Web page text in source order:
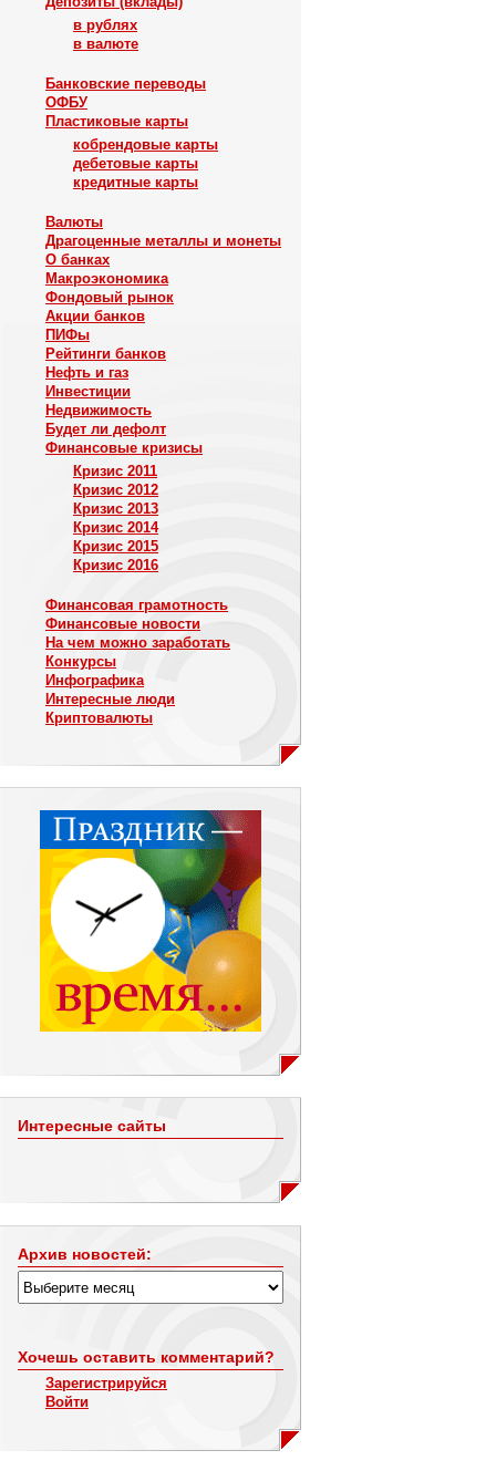
в рублях
в валюте
Банковские переводы
ОФБУ
Пластиковые карты
кобрендовые карты
дебетовые карты
кредитные карты
Валюты
Драгоценные металлы и монеты
О банках
Макроэкономика
Фондовый рынок
Акции банков
ПИФы
Рейтинги банков
Нефть и газ
Инвестиции
Недвижимость
Будет ли дефолт
Финансовые кризисы
Кризис 2011
Кризис 2012
Кризис 2013
Кризис 2014
Кризис 2015
Кризис 2016
Финансовая грамотность
Финансовые новости
На чем можно заработать
Конкурсы
Инфографика
Интересные люди
Криптовалюты
Интересные сайты
Архив новостей:
Хочешь оставить комментарий?
Зарегистрируйся
Войти